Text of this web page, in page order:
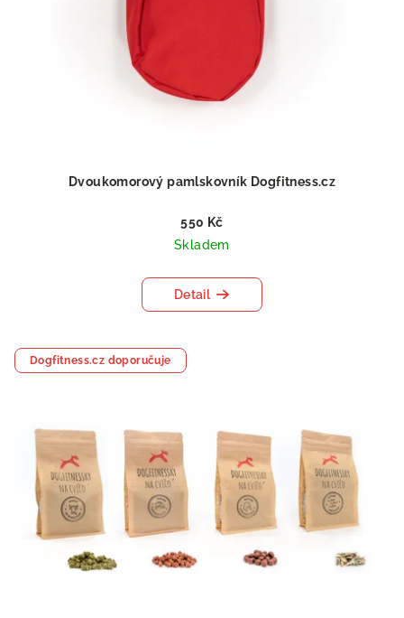
Dvoukomorový pamlskovník Dogfitness.cz
550 Kč
Skladem
Detail
Dogfitness.cz doporučuje